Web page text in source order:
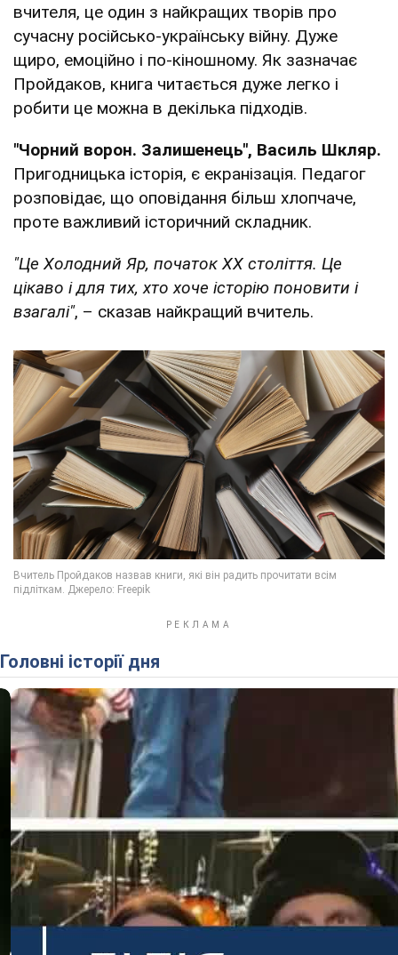
вчителя, це один з найкращих творів про
сучасну російсько-українську війну. Дуже
щиро, емоційно і по-кіношному. Як зазначає
Пройдаков, книга читається дуже легко і
робити це можна в декілька підходів.
"Чорний ворон. Залишенець", Василь Шкляр.
Пригодницька історія, є екранізація. Педагог
розповідає, що оповідання більш хлопчаче,
проте важливий історичний складник.
"Це Холодний Яр, початок ХХ століття. Це
цікаво і для тих, хто хоче історію поновити і
взагалі", – сказав найкращий вчитель.
Головні історії дня